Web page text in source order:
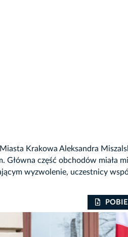
Krakowa Aleksandra
część obchodów miała
wyzwolenie, uczestnicy